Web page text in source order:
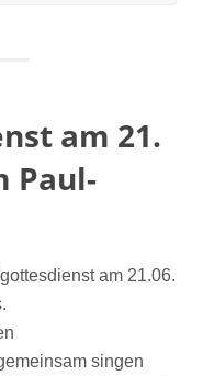
am 21.
Paul-
am 21.06.
singen